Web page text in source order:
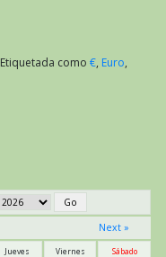
Etiquetada como €, Euro,
Next »
Jueves Viernes Sábado